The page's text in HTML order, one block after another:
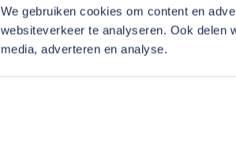
We gebruiken cookies om content en
websiteverkeer te analyseren. Ook delen
media, adverteren en analyse.
Rol
De